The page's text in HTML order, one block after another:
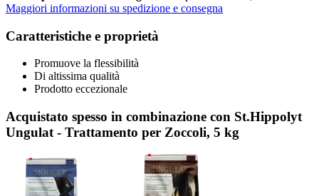
Maggiori informazioni su spedizione e consegna
Caratteristiche e proprietà
Promuove la flessibilità
Di altissima qualità
Prodotto eccezionale
Acquistato spesso in combinazione con St.Hippolyt
Ungulat - Trattamento per Zoccoli, 5 kg